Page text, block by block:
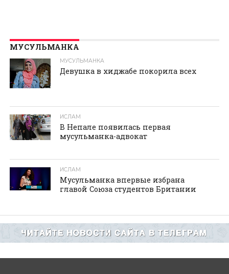
МУСУЛЬМАНКА
МУСУЛЬМАНКА
Девушка в хиджабе покорила всех
ИСЛАМ
В Непале появилась первая
мусульманка-адвокат
ИСЛАМ
Мусульманка впервые избрана
главой Союза студентов Британии